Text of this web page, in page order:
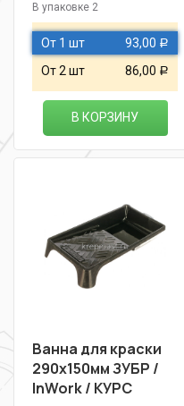
В упаковке 2
От 1 шт 93,00 Р
От 2 шт 86,00 Р
В КОРЗИНУ
Ванна для краски
290х150мм ЗУБР /
InWork / КУРС